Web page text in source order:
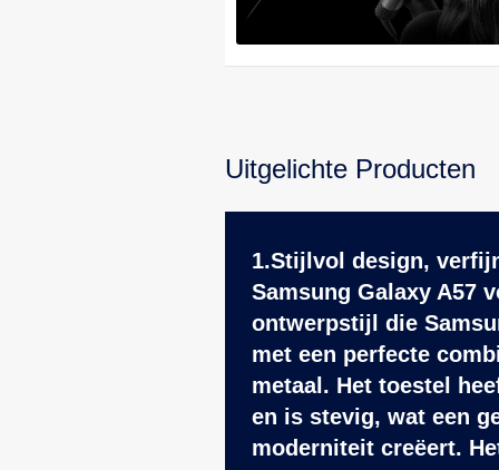
Uitgelichte Producten
1.Stijlvol design,
Samsung Galaxy A57
ontwerpstijl die
met een perfecte
metaal. Het toestel
en is stevig, wat een
moderniteit creëert.